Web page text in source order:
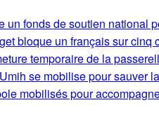
un fonds de soutien national
bloque un français sur cinq
temporaire de la
se mobilise pour sauver
mobilisés pour